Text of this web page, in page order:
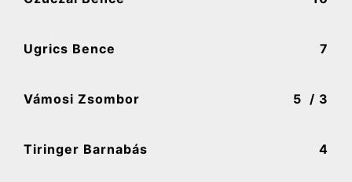
Ugrics Bence 7
Vámosi Zsombor 5 / 3
Tiringer Barnabás 4